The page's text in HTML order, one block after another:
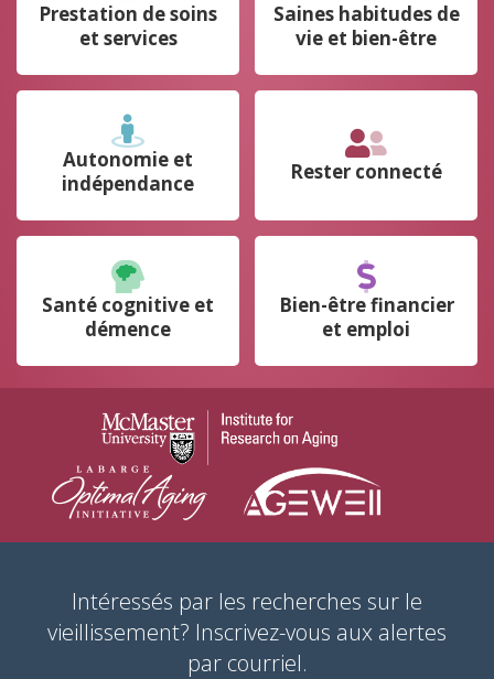
Prestation de soins
et services
Saines habitudes de
vie et bien-être
Autonomie et
indépendance
Rester connecté
Santé cognitive et
démence
Bien-être financier
et emploi
(s’ouvre dans une nouvelle fenêtre)
Intéressés par les recherches sur le
vieillissement? Inscrivez-vous aux alertes
par courriel.